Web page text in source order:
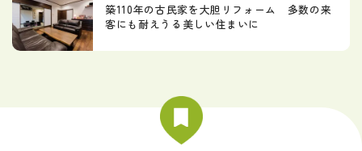
築110年の古民家を大胆リフォーム 多数の来
客にも耐えうる美しい住まいに